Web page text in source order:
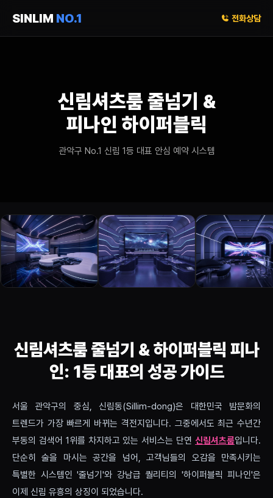
SINLIM NO.1 전화상담
신림셔츠룸 줄넘기 &
피나인 하이퍼블릭
관악구 No.1 신림 1등 대표 안심 예약 시스템
신림셔츠룸 줄넘기 & 하이퍼블릭 피나
인: 1등 대표의 성공 가이드
서울 관악구의 중심, 신림동(Sillim-dong)은 대한민국 밤문화의
트렌드가 가장 빠르게 바뀌는 격전지입니다. 그중에서도 최근 수년간
부동의 검색어 1위를 차지하고 있는 서비스는 단연 신림셔츠룸입니다.
단순히 술을 마시는 공간을 넘어, 고객님들의 오감을 만족시키는
특별한 시스템인 '줄넘기'와 강남급 퀄리티의 '하이퍼블릭 피나인'은
이제 신림 유흥의 상징이 되었습니다.